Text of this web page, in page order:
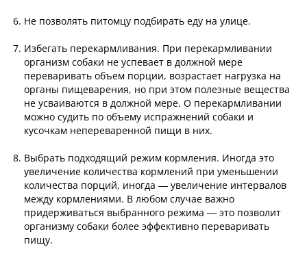
Не позволять питомцу подбирать еду на улице.
Избегать перекармливания. При перекармливании
организм собаки не успевает в должной мере
переваривать объем порции, возрастает нагрузка на
органы пищеварения, но при этом полезные вещества
не усваиваются в должной мере. О перекармливании
можно судить по объему испражнений собаки и
кусочкам непереваренной пищи в них.
Выбрать подходящий режим кормления. Иногда это
увеличение количества кормлений при уменьшении
количества порций, иногда — увеличение интервалов
между кормлениями. В любом случае важно
придерживаться выбранного режима — это позволит
организму собаки более эффективно переваривать
пищу.